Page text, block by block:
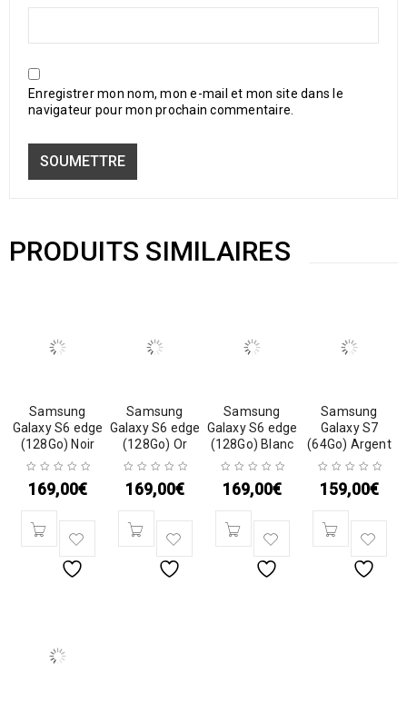
Enregistrer mon nom, mon e-mail et mon site dans le
navigateur pour mon prochain commentaire.
PRODUITS SIMILAIRES
Samsung
Galaxy S6 edge
(128Go) Noir
169,00€
Samsung
Galaxy S6 edge
(128Go) Or
169,00€
Samsung
Galaxy S6 edge
(128Go) Blanc
169,00€
Samsung
Galaxy S7
(64Go) Argent
159,00€